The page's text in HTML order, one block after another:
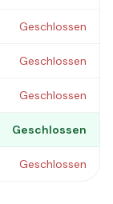
Geschlossen
Geschlossen
Geschlossen
Geschlossen
Geschlossen